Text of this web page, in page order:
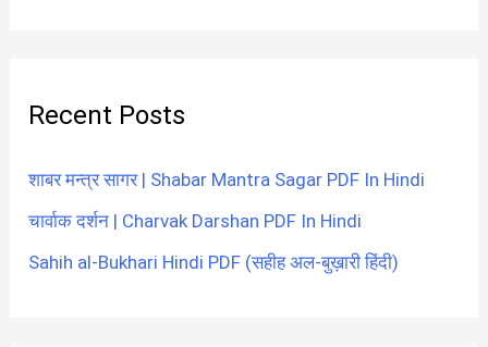
Recent Posts
शाबर मन्त्र सागर | Shabar Mantra Sagar PDF In Hindi
चार्वाक दर्शन | Charvak Darshan PDF In Hindi
Sahih al-Bukhari Hindi PDF (सहीह अल-बुख़ारी हिंदी)